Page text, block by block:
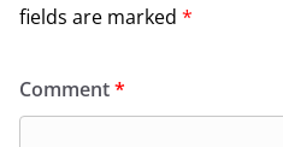
fields are marked *
Comment*